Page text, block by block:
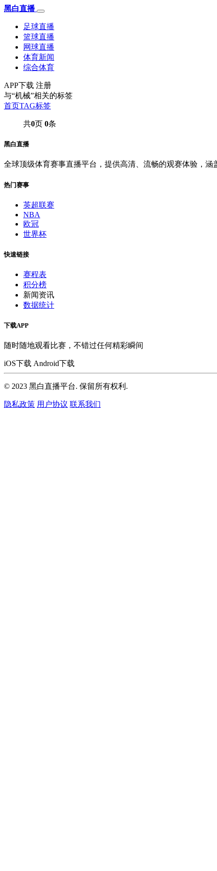
黑白直播
足球直播
篮球直播
网球直播
体育新闻
综合体育
APP下载 注册
与“机械”相关的标签
首页TAG标签
共0页 0条
黑白直播
全球顶级体育赛事直播平台，提供高清、流畅的观赛体验，
热门赛事
英超联赛
NBA
欧冠
世界杯
快速链接
赛程表
积分榜
新闻资讯
数据统计
下载APP
随时随地观看比赛，不错过任何精彩瞬间
iOS下载 Android下载
© 2023 黑白直播平台. 保留所有权利.
隐私政策 用户协议 联系我们